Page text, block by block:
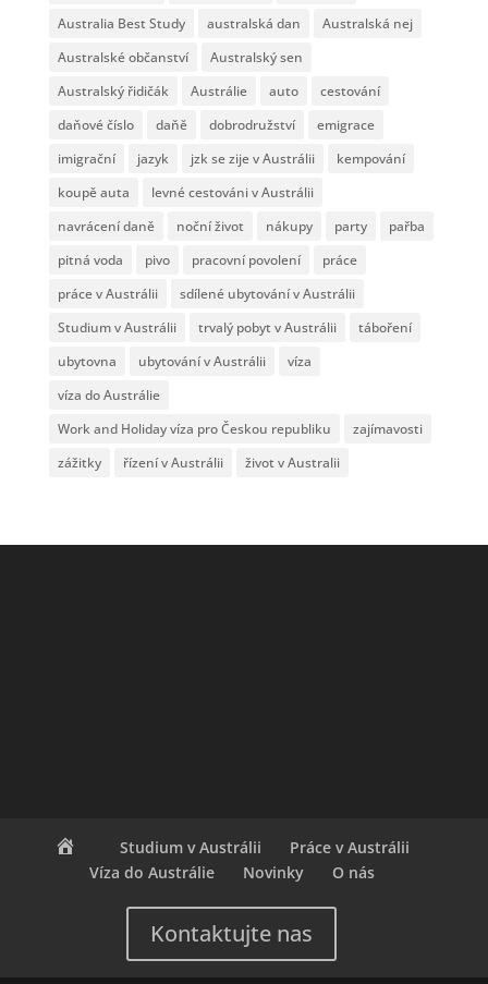
Australia Best Study
australská dan
Australská nej
Australské občanství
Australský sen
Australský řidičák
Austrálie auto
cestování
daňové číslo
daňě dobrodružství
emigrace
imigrační
jazyk jzk se zije v Austrálii
kempování
koupě auta
levné cestováni v Austrálii
navrácení daně
noční život nákupy party
pařba
pitná voda
pivo pracovní povolení
práce
práce v Austrálii
sdílené ubytování v Austrálii
Studium v Austrálii
trvalý pobyt v Austrálii
táboření
ubytovna
ubytování v Austrálii
víza
víza do Austrálie
Work and Holiday víza pro Českou republiku
zajímavosti
zážitky
řízení v Austrálii život v Australii
Studium v Austrálii
Práce v Austrálii
Víza do Austrálie
Novinky O nás
Kontaktujte nas